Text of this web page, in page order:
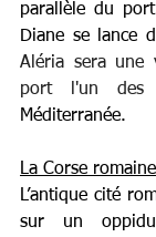
parallèle du
Diane se lance
Aléria sera une
Méditerranée.
La Corse romaine
L’antique cité
sur un